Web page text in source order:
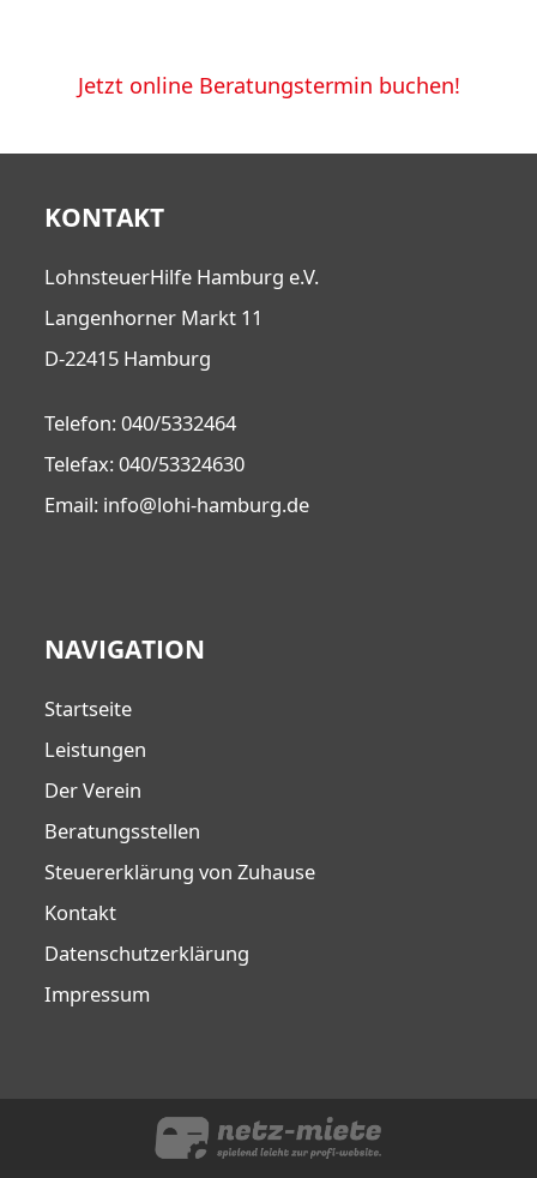
Jetzt online Beratungstermin buchen!
KONTAKT
LohnsteuerHilfe Hamburg e.V.
Langenhorner Markt 11
D-22415 Hamburg
Telefon: 040/5332464
Telefax: 040/53324630
Email: info@lohi-hamburg.de
NAVIGATION
Startseite
Leistungen
Der Verein
Beratungsstellen
Steuererklärung von Zuhause
Kontakt
Datenschutzerklärung
Impressum